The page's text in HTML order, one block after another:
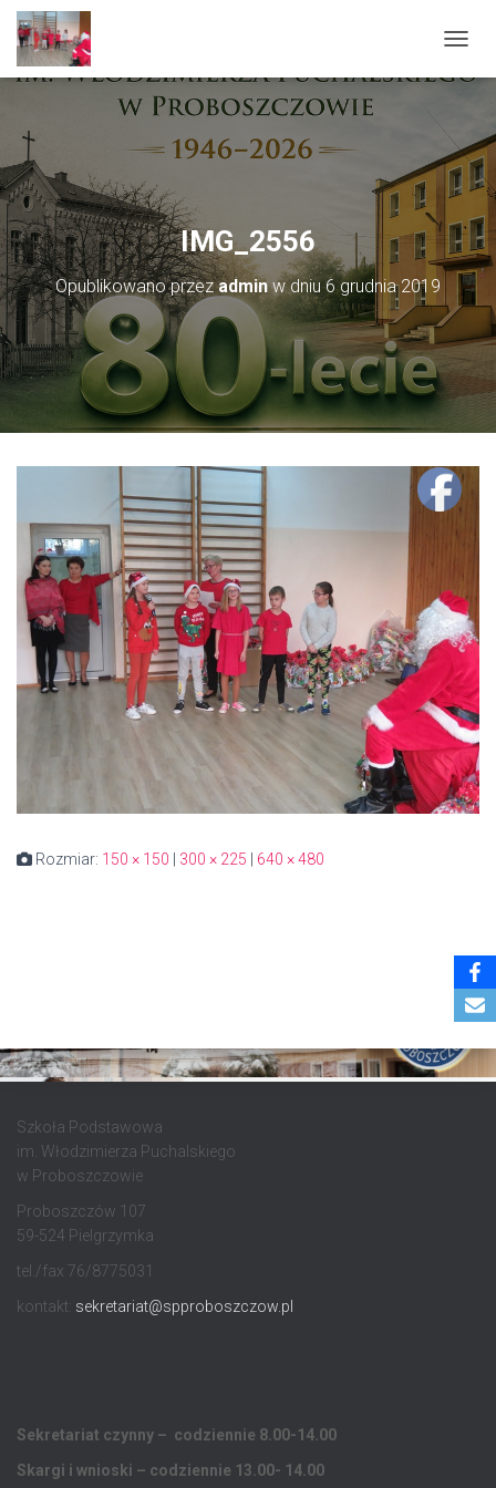
IMG_2556
Opublikowano przezadminw dniu6 grudnia 2019
Rozmiar: 150 × 150 | 300 × 225 | 640 × 480
Szkoła Podstawowa
im. Włodzimierza Puchalskiego
w Proboszczowie
Proboszczów 107
59-524 Pielgrzymka
tel./fax 76/8775031
kontakt: sekretariat@spproboszczow.pl
Sekretariat czynny – codziennie 8.00-14.00
Skargi i wnioski – codziennie 13.00- 14.00